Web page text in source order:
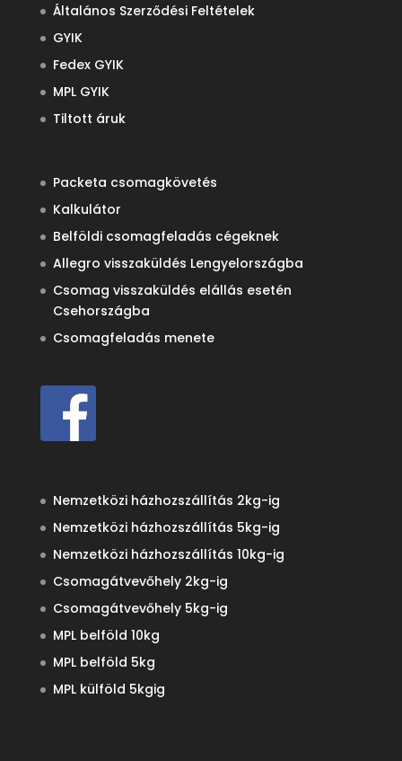
Általános Szerződési Feltételek
GYIK
Fedex GYIK
MPL GYIK
Tiltott áruk
Packeta csomagkövetés
Kalkulátor
Belföldi csomagfeladás cégeknek
Allegro visszaküldés Lengyelországba
Csomag visszaküldés elállás esetén
Csehországba
Csomagfeladás menete
Nemzetközi házhozszállítás 2kg-ig
Nemzetközi házhozszállítás 5kg-ig
Nemzetközi házhozszállítás 10kg-ig
Csomagátvevőhely 2kg-ig
Csomagátvevőhely 5kg-ig
MPL belföld 10kg
MPL belföld 5kg
MPL külföld 5kgig